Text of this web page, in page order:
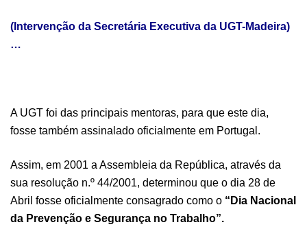
(Intervenção da Secretária Executiva da UGT-Madeira)
…
A UGT foi das principais mentoras, para que este dia,
fosse também assinalado oficialmente em Portugal.
Assim, em 2001 a Assembleia da República, através da
sua resolução n.º 44/2001, determinou que o dia 28 de
Abril fosse oficialmente consagrado como o “Dia Nacional
da Prevenção e Segurança no Trabalho”.